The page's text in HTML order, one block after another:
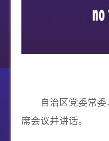
自治区党委常委
席会议并讲话。